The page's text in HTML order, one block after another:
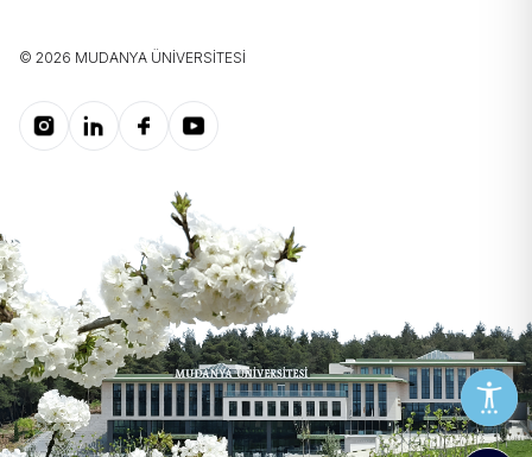
© 2026 MUDANYA ÜNIVERSITESI